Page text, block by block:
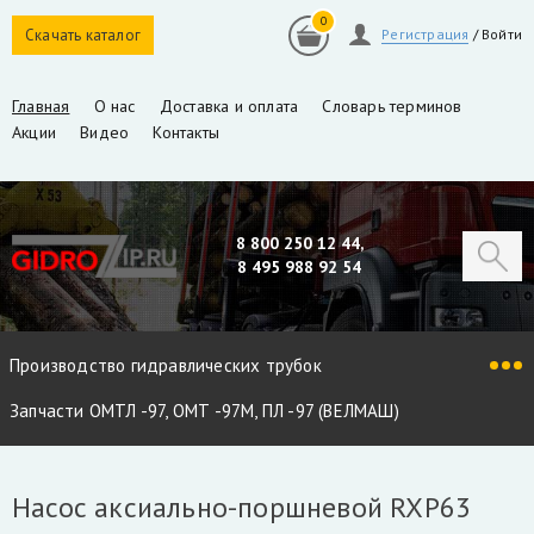
Скачать каталог Регистрация / Войти
0
Главная О нас Доставка и оплата
Словарь терминов
Акции
Видео Контакты
8 800 250 12 44,
8 495 988 92 54
Производство гидравлических трубок
Запчасти ОМТЛ -97, ОМТ -97М, ПЛ -97 (ВЕЛМАШ)
Запчасти Майман 90, 100, 110 / Атлант 90, 100
Насос аксиально-поршневой RXP63